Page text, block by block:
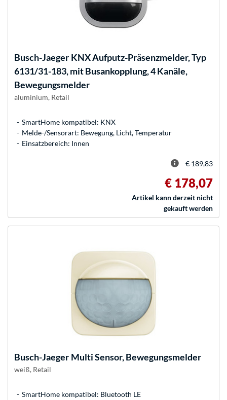
Busch-Jaeger KNX Aufputz-Präsenzmelder, Typ
6131/31-183, mit Busankopplung, 4 Kanäle,
Bewegungsmelder
aluminium, Retail
SmartHome kompatibel: KNX
Melde-/Sensorart: Bewegung, Licht, Temperatur
Einsatzbereich: Innen
€ 189,83
€ 178,07
Artikel kann derzeit nicht
gekauft werden
Busch-Jaeger Multi Sensor, Bewegungsmelder
weiß, Retail
SmartHome kompatibel: Bluetooth LE